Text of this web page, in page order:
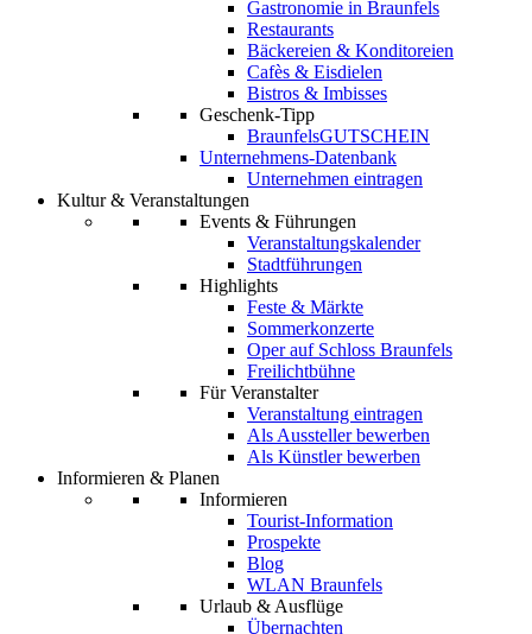
Gastronomie in Braunfels
Restaurants
Bäckereien & Konditoreien
Cafès & Eisdielen
Bistros & Imbisses
Geschenk-Tipp
BraunfelsGUTSCHEIN
Unternehmens-Datenbank
Unternehmen eintragen
Kultur & Veranstaltungen
Events & Führungen
Veranstaltungskalender
Stadtführungen
Highlights
Feste & Märkte
Sommerkonzerte
Oper auf Schloss Braunfels
Freilichtbühne
Für Veranstalter
Veranstaltung eintragen
Als Aussteller bewerben
Als Künstler bewerben
Informieren & Planen
Informieren
Tourist-Information
Prospekte
Blog
WLAN Braunfels
Urlaub & Ausflüge
Übernachten